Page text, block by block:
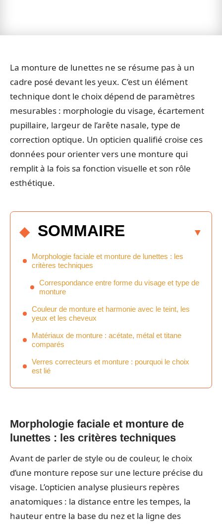
La monture de lunettes ne se résume pas à un
cadre posé devant les yeux. C’est un élément
technique dont le choix dépend de paramètres
mesurables : morphologie du visage, écartement
pupillaire, largeur de l’arête nasale, type de
correction optique. Un opticien qualifié croise ces
données pour orienter vers une monture qui
remplit à la fois sa fonction visuelle et son rôle
esthétique.
SOMMAIRE
Morphologie faciale et monture de lunettes : les
critères techniques
Correspondance entre forme du visage et type de
monture
Couleur de monture et harmonie avec le teint, les
yeux et les cheveux
Matériaux de monture : acétate, métal et titane
comparés
Verres correcteurs et monture : pourquoi le choix
est lié
Morphologie faciale et monture de
lunettes : les critères techniques
Avant de parler de style ou de couleur, le choix
d’une monture repose sur une lecture précise du
visage. L’opticien analyse plusieurs repères
anatomiques : la distance entre les tempes, la
hauteur entre la base du nez et la ligne des